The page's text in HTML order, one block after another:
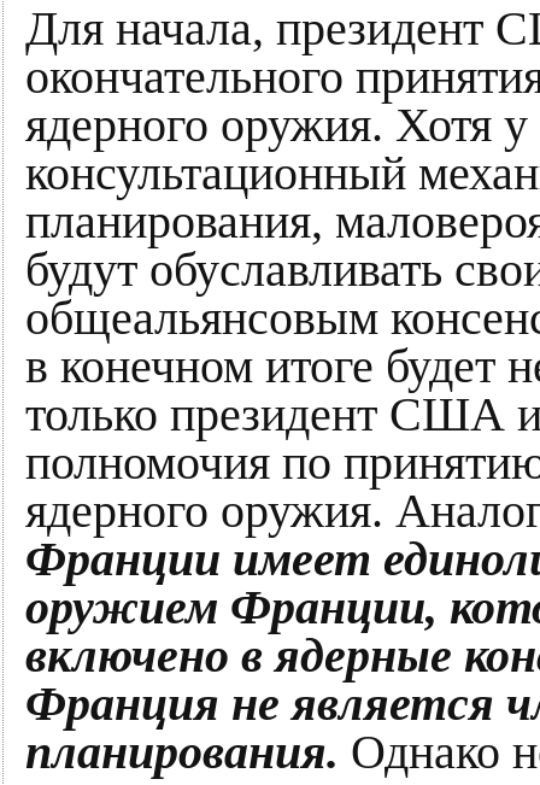
Для начала, президент
окончательного
ядерного оружия. Хотя
консультационный
планирования,
будут обуславливать
общеальянсовым
в конечном итоге будет
только президент США
полномочия по
ядерного оружия.
Франции имеет
оружием Франции,
включено в ядерные
Франция не является
планирования. Однако